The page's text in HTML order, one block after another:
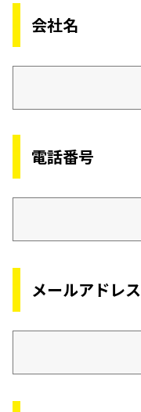
会社名
電話番号
メールアドレス